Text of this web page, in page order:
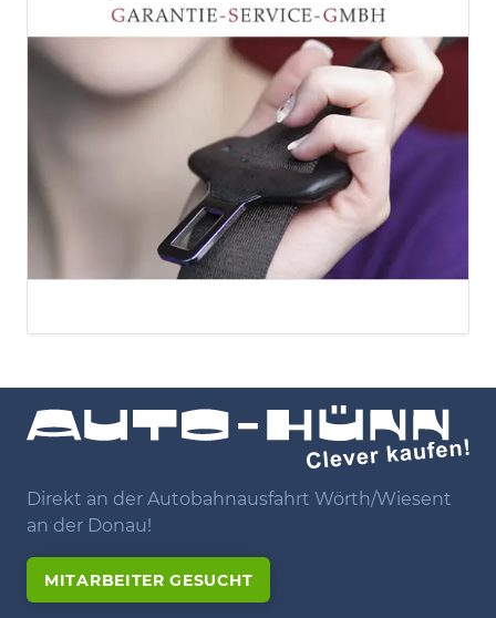
Direkt an der Autobahnausfahrt Wörth/Wiesent
an der Donau!
MITARBEITER GESUCHT